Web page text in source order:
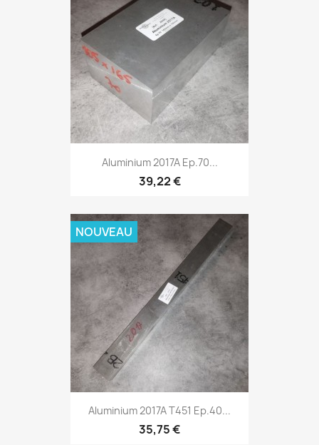
Aluminium 2017A Ep.70...
39,22 €
Aluminium 2017A T451 Ep.40...
35,75 €
NOUVEAU